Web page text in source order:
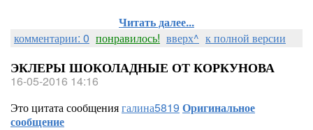
Читать далее...
комментарии: 0 понравилось! вверх^ к полной версии
ЭКЛЕРЫ ШОКОЛАДНЫЕ ОТ КОРКУНОВА
16-05-2016 14:16
Это цитата сообщениягалина5819 Оригинальное
сообщение